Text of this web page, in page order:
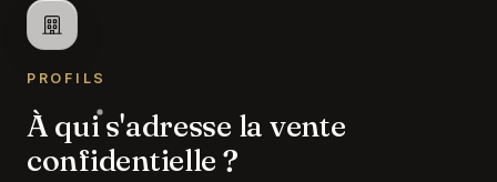
PROFILS
À qui s'adresse la vente
confidentielle ?